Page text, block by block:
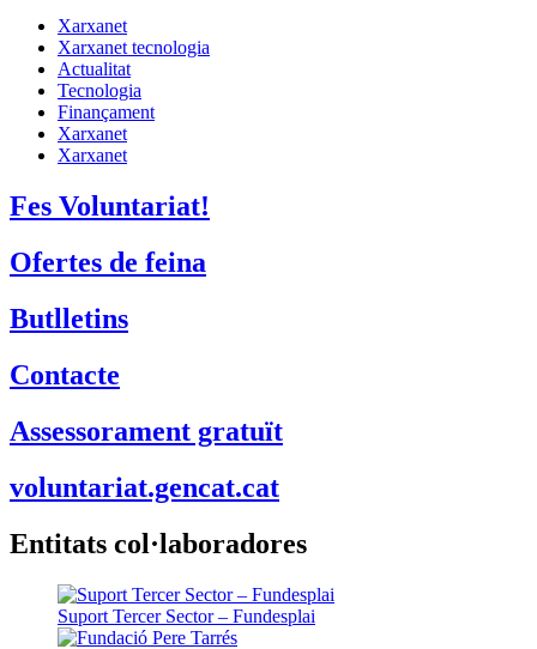
Xarxanet
Xarxanet tecnologia
Actualitat
Tecnologia
Finançament
Xarxanet
Fes Voluntariat!
Ofertes de feina
Butlletins
Contacte
Assessorament gratuït
voluntariat.gencat.cat
Suport Tercer Sector – Fundesplai